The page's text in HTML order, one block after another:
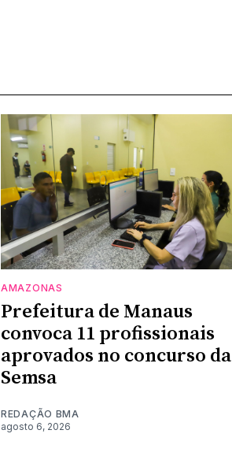
AMAZONAS
Prefeitura de Manaus
convoca 11 profissionais
aprovados no concurso da
Semsa
REDAÇÃO BMA
agosto 6, 2026